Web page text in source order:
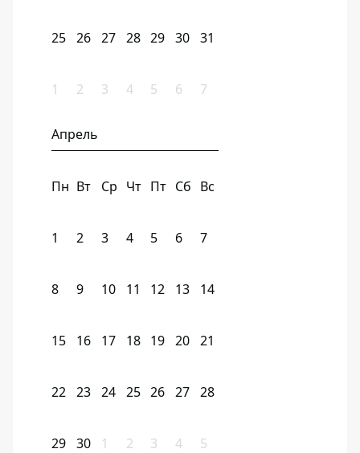
25 26 27 28 29 30 31
1 2 3 4 5 6 7
Апрель
Пн Вт Ср Чт Пт Сб Вс
1 2 3 4 5 6 7
8 9 10 11 12 13 14
15 16 17 18 19 20 21
22 23 24 25 26 27 28
29 30 1 2 3 4 5